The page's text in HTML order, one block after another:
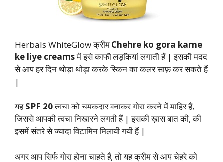
Herbals WhiteGlow क्रीम Chehre ko gora karne
ke liye creamsमें इसे काफी लड़कियां लगाती हैं | इसकी मदद
से आप हर दिन थोड़ा थोड़ा करके स्किन का कलर साफ़ कर सकते हैं
|
यहSPF 20त्वचा को चमकदार बनाकर गोरा करने में माहिर हैं,
जिससे आपकी त्वचा निखारने लगती हैं | इसकी ख़ास बात की, की
इसमें संतरे से ज्यादा विटामिन मिलायी गयी हैं |
अगर आप सिर्फ गोरा होना चाहते हैं, तो यह क्रीम से आप चेहरे को